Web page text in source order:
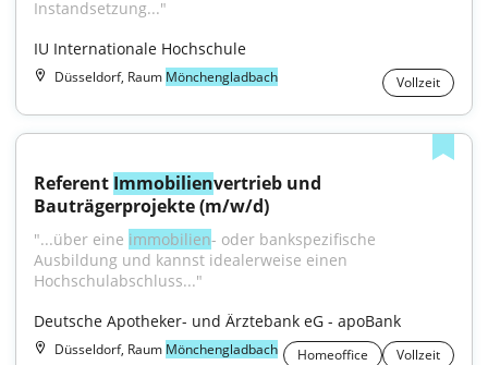
Instandsetzung..."
IU Internationale Hochschule
Düsseldorf, Raum Mönchengladbach Vollzeit
Referent Immobilienvertrieb und
Bauträgerprojekte (m/w/d)
"...über eine immobilien- oder bankspezifische
Ausbildung und kannst idealerweise einen
Hochschulabschluss..."
Deutsche Apotheker- und Ärztebank eG - apoBank
Düsseldorf, Raum Mönchengladbach Homeoffice Vollzeit